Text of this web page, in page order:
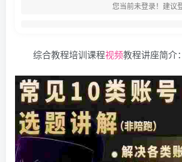
您当前未登录！建议
综合教程培训课程视频教程讲座简介：